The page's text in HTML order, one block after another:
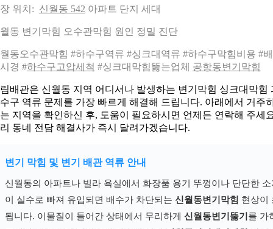
위치: 신월동 542 아파트 단지 세대
동 변기막힘 오수관막힘 원인 정밀 진단
동오수관막힘 #하수구역류 #싱크대역류 #하수구막힘비용 #
경 #하수구고압세척 #싱크대막힘뚫는업체 공항동변기막힘
배관은 신월동 지역 어디서나 발생하는 변기막힘 싱크대막힘
구 역류 문제를 가장 빠르게 해결해 드립니다. 아래에서 거주
지역을 확인하신 후, 도움이 필요하시면 언제든 연락해 주세
동네 전담 해결사가 즉시 달려가겠습니다.
변기 막힘 및 변기 배관 역류 안내
신월동의 아파트나 빌라 욕실에서 화장품 용기 뚜껑이나 단단한 소
이 실수로 빠져 유입되면 배수가 차단되는 신월동변기막힘 현상이
됩니다. 이물질이 들어간 상태에서 무리하게 신월동변기뚫기 를 가